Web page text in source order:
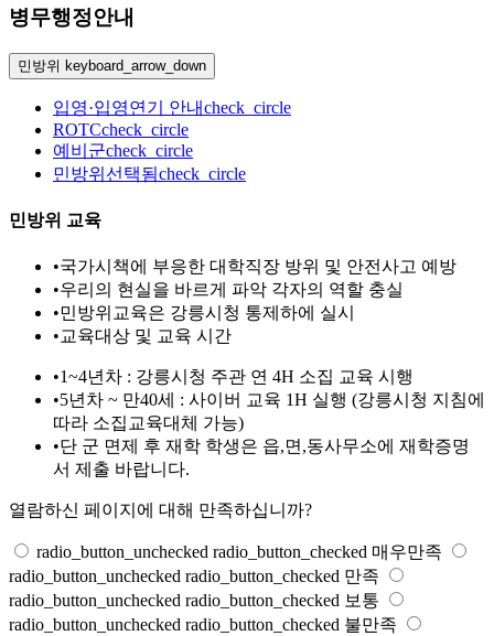
병무행정안내
민방위 keyboard_arrow_down
입영·입영연기 안내check_circle
ROTCcheck_circle
예비군check_circle
민방위 선택됨check_circle
민방위 교육
•국가시책에 부응한 대학직장 방위 및 안전사고 예방
•우리의 현실을 바르게 파악 각자의 역할 충실
•민방위교육은 강릉시청 통제하에 실시
•교육대상 및 교육 시간
•1~4년차 : 강릉시청 주관 연 4H 소집 교육 시행
•5년차 ~ 만40세 : 사이버 교육 1H 실행 (강릉시청 지침에
따라 소집교육대체 가능)
•단 군 면제 후 재학 학생은 읍,면,동사무소에 재학증명
서 제출 바랍니다.
열람하신 페이지에 대해 만족하십니까?
radio_button_unchecked radio_button_checked 매우만족
radio_button_unchecked radio_button_checked 만족
radio_button_unchecked radio_button_checked 보통
radio_button_unchecked radio_button_checked 불만족